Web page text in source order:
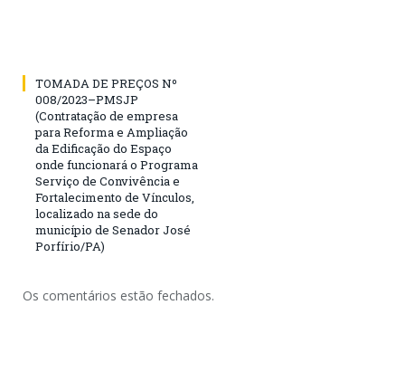
TOMADA DE PREÇOS Nº
008/2023–PMSJP
(Contratação de empresa
para Reforma e Ampliação
da Edificação do Espaço
onde funcionará o Programa
Serviço de Convivência e
Fortalecimento de Vínculos,
localizado na sede do
município de Senador José
Porfírio/PA)
Os comentários estão fechados.